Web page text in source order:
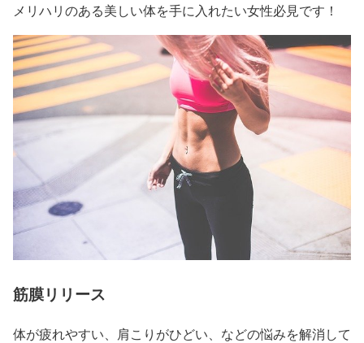
メリハリのある美しい体を手に入れたい女性必見です！
筋膜リリース
体が疲れやすい、肩こりがひどい、などの悩みを解消して